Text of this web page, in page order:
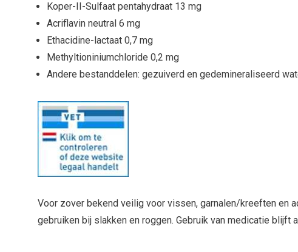
Koper-II-Sulfaat pentahydraat 13 mg
Acriflavin neutral 6 mg
Ethacidine-lactaat 0,7 mg
Methyltioniniumchloride 0,2 mg
Andere bestanddelen: gezuiverd en gedemineraliseerd
Voor zover bekend veilig voor vissen, garnalen/kreeften en
gebruiken bij slakken en roggen. Gebruik van medicatie blijft